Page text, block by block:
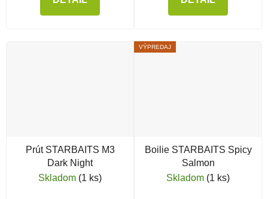
Prút STARBAITS M3
Dark Night
Skladom (1 ks)
VÝPREDAJ
Boilie STARBAITS Spicy
Salmon
Skladom (1 ks)